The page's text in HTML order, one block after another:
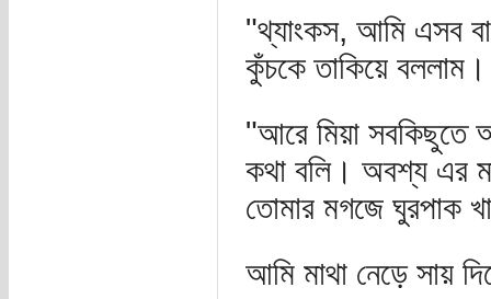
"থ্যাংকস, আমি এসব
কুঁচকে তাকিয়ে বললাম।
"আরে মিয়া সবকিছুতে
কথা বলি। অবশ্য এর
তোমার মগজে ঘুরপাক
আমি মাথা নেড়ে সায়